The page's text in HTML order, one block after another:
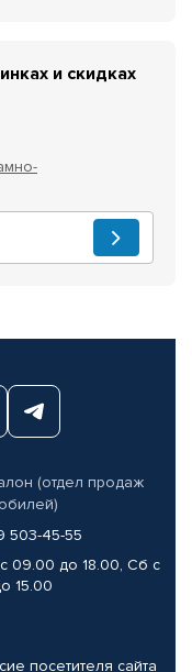
и скидках
(отдел продаж
503-45-55
09.00 до 18.00, Сб с
15.00
посетителя сайта